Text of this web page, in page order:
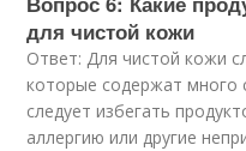
для чистой кожи
Ответ: Для чистой кожи
которые содержат много
следует избегать
аллергию или другие